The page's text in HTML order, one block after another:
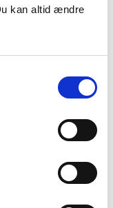
kan altid ændre
Risikoen for
og erosion.
meget lav risiko
risiko til meget